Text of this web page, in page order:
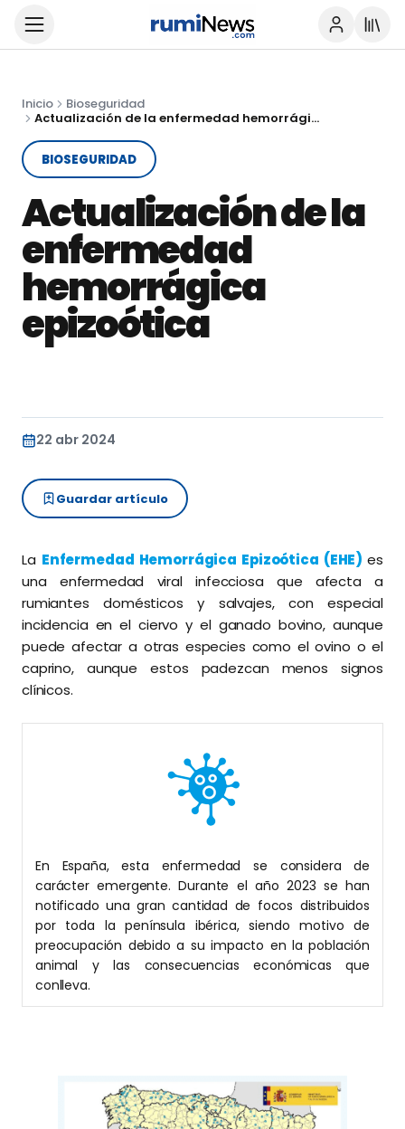
Inicio
Bioseguridad
Actualización de la enfermedad hemorrágica epizoótica
BIOSEGURIDAD
Actualización de la
enfermedad
hemorrágica
epizoótica
22 abr 2024
Guardar artículo
La Enfermedad Hemorrágica Epizoótica (EHE) es
una enfermedad viral infecciosa que afecta a
rumiantes domésticos y salvajes, con especial
incidencia en el ciervo y el ganado bovino, aunque
puede afectar a otras especies como el ovino o el
caprino, aunque estos padezcan menos signos
clínicos.
En España, esta enfermedad se considera de
carácter emergente. Durante el año 2023 se han
notificado una gran cantidad de focos distribuidos
por toda la península ibérica, siendo motivo de
preocupación debido a su impacto en la población
animal y las consecuencias económicas que
conlleva.